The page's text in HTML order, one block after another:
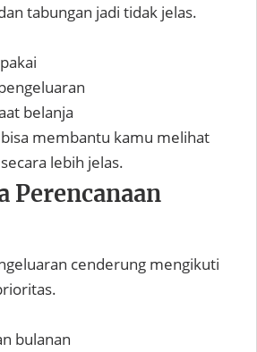
tabungan jadi tidak jelas.
belanja
membantu kamu melihat
lebih jelas.
Perencanaan
cenderung mengikuti
bulanan